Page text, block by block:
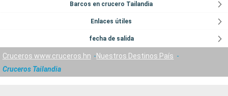
Barcos en crucero Tailandia
Enlaces útiles
fecha de salida
Cruceros www.cruceros.hn
Nuestros Destinos País
Cruceros Tailandia